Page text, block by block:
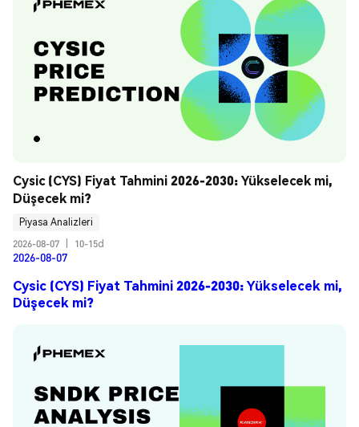
Cysic (CYS) Fiyat Tahmini 2026-2030: Yükselecek mi,
Düşecek mi?
Piyasa Analizleri
2026-08-07
10-15d
2026-08-07
Cysic (CYS) Fiyat Tahmini 2026-2030: Yükselecek mi,
Düşecek mi?